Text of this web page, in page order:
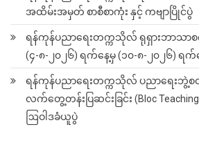
အထိမ်းအမှတ် စာစီစာကုံး နှင့် ကဗျာပြိုင်ပွဲ
ရန်ကုန်ပညာရေးတက္ကသိုလ် ရုရှားဘာသာ
(၄-၈-၂၀၂၆) ရက်နေ့မှ (၁၀-၈-၂၀၂၆) ရ
ရန်ကုန်ပညာရေးတက္ကသိုလ် ပညာရေးဘွဲ့
လက်တွေ့တန်းပြဆင်းခြင်း (Bloc
ဩဝါဒခံယူပွဲ